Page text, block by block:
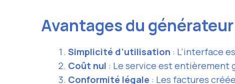
Avantages du
Simplicité d’utilisation : L’interface
Coût nul : Le service est entièrement
Conformité légale : Les factures